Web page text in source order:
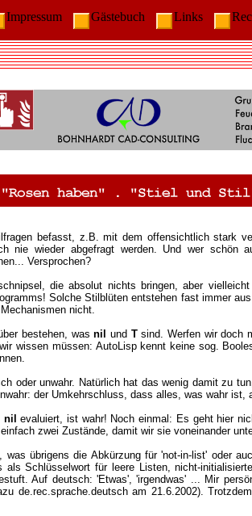
Impressum Gästebuch Links
befasst, z.B. mit dem offensichtlich stark
nie wieder abgefragt werden. Und wer schön
Versprochen?
die absolut nichts bringen, aber
Solche Stilblüten entstehen fast immer
nicht.
bestehen, wasnil und Tsind. Werfen wir doch
wissen müssen: AutoLisp kennt keine sog.
oder unwahr. Natürlich hat das wenig damit zu
der Umkehrschluss, dass alles, was wahr ist,
nil evaluiert, ist wahr! Noch einmal: Es geht hier
zwei Zustände, damit wir sie voneinander
, was übrigens die Abkürzung für 'not-in-list' oder
als Schlüsselwort für leere Listen, nicht-
Auf deutsch: 'Etwas', 'irgendwas' ... Mir
de.rec.sprache.deutsch am 21.6.2002).